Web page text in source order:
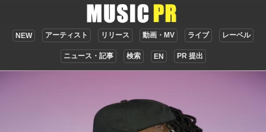
NEW アーティスト リリース 動画・MV ライブ レーベル
ニュース・記事 検索 EN PR 提出